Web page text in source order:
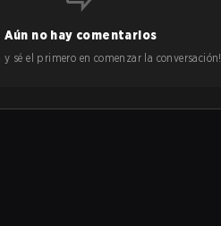
Aún no hay comentarios
y sé el primero en comenzar la conversación!